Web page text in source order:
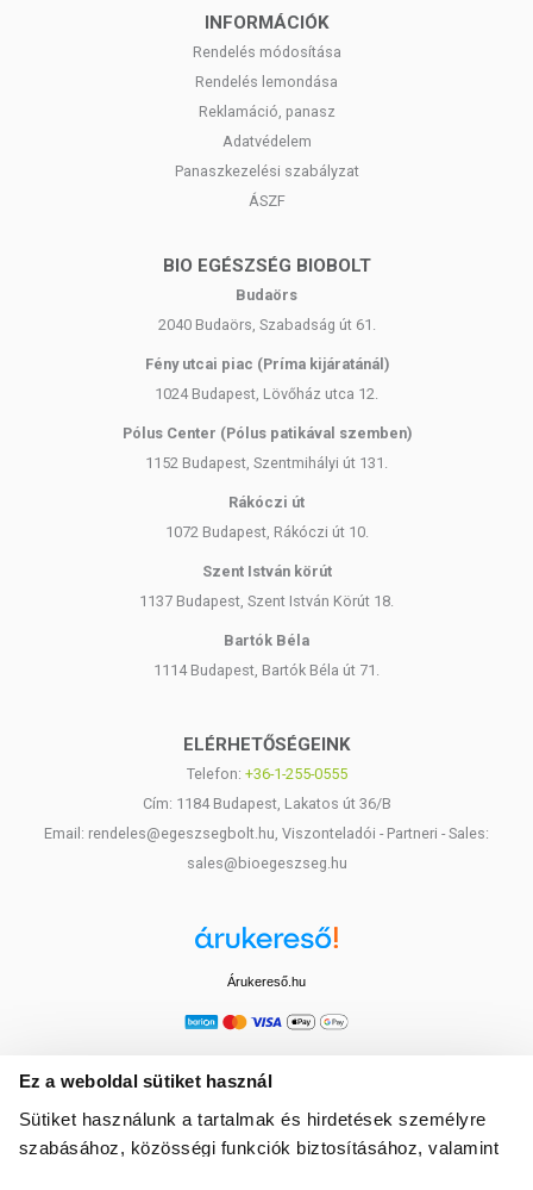
Ez a weboldal sütiket használ
Sütiket használunk a tartalmak és hirdetések személyre
szabásához, közösségi funkciók biztosításához, valamint
INFORMÁCIÓK
Rendelés módosítása
Rendelés lemondása
Reklamáció, panasz
Adatvédelem
Panaszkezelési szabályzat
ÁSZF
BIO EGÉSZSÉG BIOBOLT
Budaörs
2040 Budaörs, Szabadság út 61.
Fény utcai piac (Príma kijáratánál)
1024 Budapest, Lövőház utca 12.
Pólus Center (Pólus patikával szemben)
1152 Budapest, Szentmihályi út 131.
Rákóczi út
1072 Budapest, Rákóczi út 10.
Szent István körút
1137 Budapest, Szent István Körút 18.
Bartók Béla
1114 Budapest, Bartók Béla út 71.
ELÉRHETŐSÉGEINK
Telefon: +36-1-255-0555
Cím: 1184 Budapest, Lakatos út 36/B
Email: rendeles@egeszsegbolt.hu, Viszonteladói - Partneri - Sales:
sales@bioegeszseg.hu
Árukereső.hu